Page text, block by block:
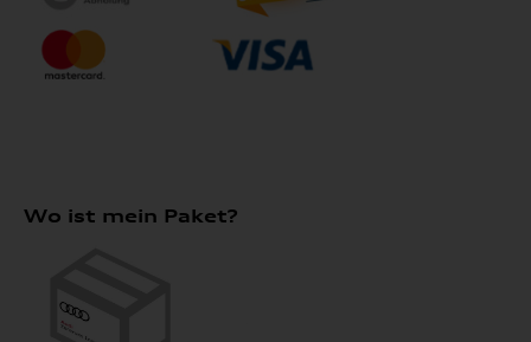
Wo ist mein Paket?